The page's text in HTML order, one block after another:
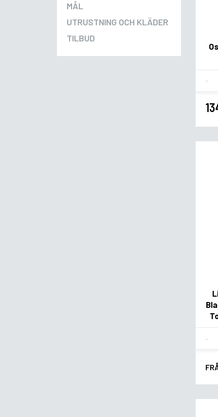
MÅL
UTRUSTNING OCH KLÄDER
TILBUD